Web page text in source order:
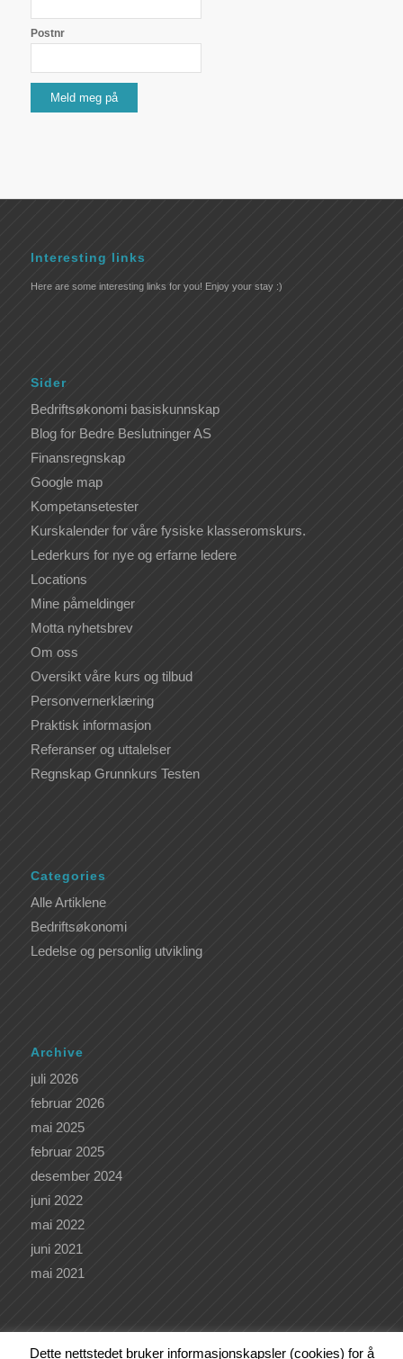
Postnr
Interesting links
Here are some interesting links for you! Enjoy your stay :)
Sider
Bedriftsøkonomi basiskunnskap
Blog for Bedre Beslutninger AS
Finansregnskap
Google map
Kompetansetester
Kurskalender for våre fysiske klasseromskurs.
Lederkurs for nye og erfarne ledere
Locations
Mine påmeldinger
Motta nyhetsbrev
Om oss
Oversikt våre kurs og tilbud
Personvernerklæring
Praktisk informasjon
Referanser og uttalelser
Regnskap Grunnkurs Testen
Categories
Alle Artiklene
Bedriftsøkonomi
Ledelse og personlig utvikling
Archive
juli 2026
februar 2026
mai 2025
februar 2025
desember 2024
juni 2022
mai 2022
juni 2021
mai 2021
Dette nettstedet bruker informasjonskapsler (cookies) for å